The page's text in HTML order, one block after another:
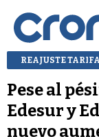
REAJUSTE
Pese al
Edesur y
nuevo